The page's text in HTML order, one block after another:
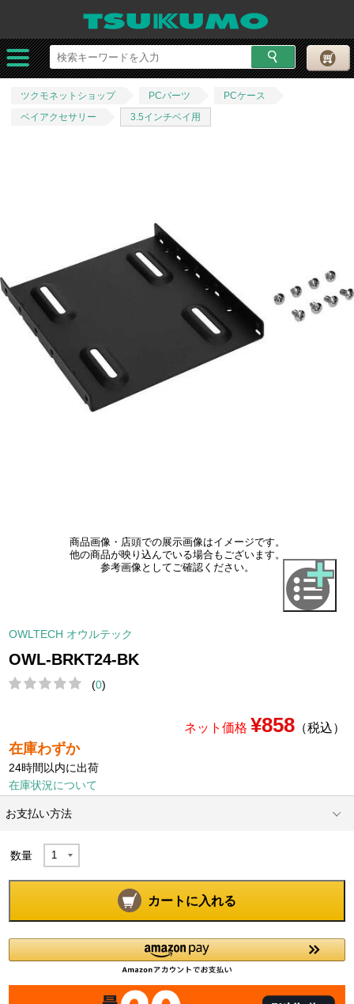
ツクモネットショップ PCパーツ
PCケース
ベイアクセサリー
3.5インチベイ用
商品画像・店頭での展示画像はイメージです。
他の商品が映り込んでいる場合もございます。
参考画像としてご確認ください。
OWLTECH オウルテック
OWL-BRKT24-BK
(0)
ネット価格 ¥858（税込）
在庫わずか
24時間以内に出荷
在庫状況について
お支払い方法
数量
カートに入れる